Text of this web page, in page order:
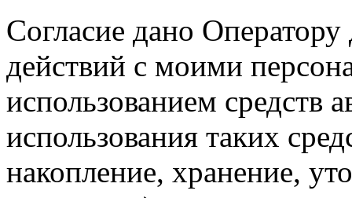
Согласие дано
действий с моими
использованием средств
использования таких
накопление, хранение,